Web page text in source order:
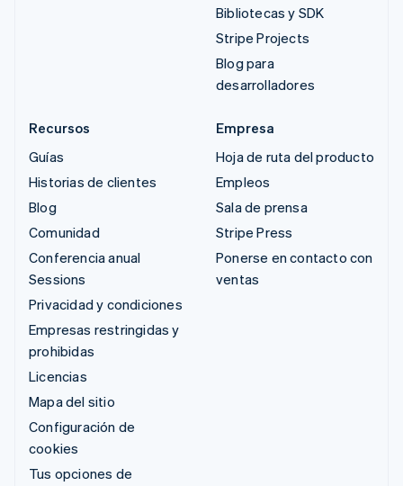
Bibliotecas y SDK
Stripe Projects
Blog para
desarrolladores
Recursos
Guías
Historias de clientes
Blog
Comunidad
Conferencia anual
Sessions
Privacidad y condiciones
Empresas restringidas y
prohibidas
Licencias
Mapa del sitio
Configuración de
cookies
Tus opciones de
Empresa
Hoja de ruta del producto
Empleos
Sala de prensa
Stripe Press
Ponerse en contacto con
ventas